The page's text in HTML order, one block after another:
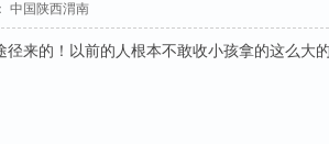
中国陕西渭南
来的！以前的人根本不敢收小孩拿的这么大